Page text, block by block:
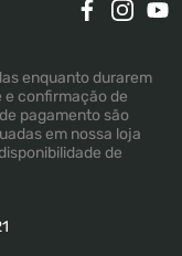
enquanto durarem
e confirmação de
pagamento são
em nossa loja
de